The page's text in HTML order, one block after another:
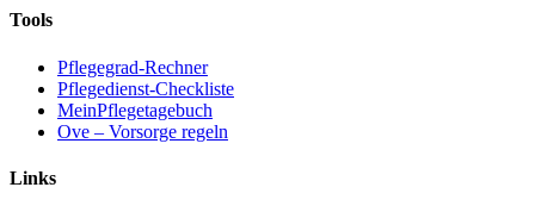
Tools
Pflegegrad-Rechner
Pflegedienst-Checkliste
MeinPflegetagebuch
Ove – Vorsorge regeln
Links